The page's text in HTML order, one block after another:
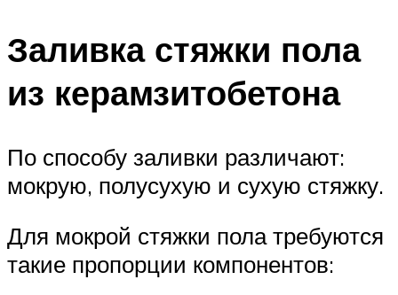
Заливка стяжки пола
из керамзитобетона
По способу заливки различают:
мокрую, полусухую и сухую стяжку.
Для мокрой стяжки пола требуются
такие пропорции компонентов: